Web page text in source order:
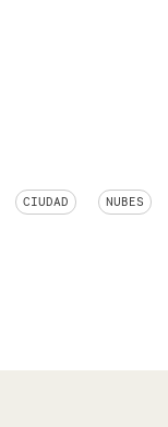
CIUDAD NUBES